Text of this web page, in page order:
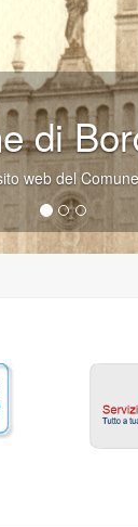
nel sito